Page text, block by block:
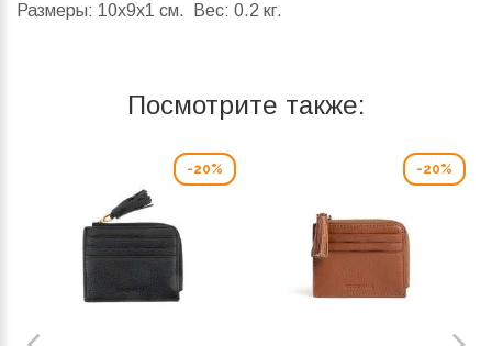
Размеры: 10x9x1 см. Вес: 0.2 кг.
Посмотрите также:
-20% -20%